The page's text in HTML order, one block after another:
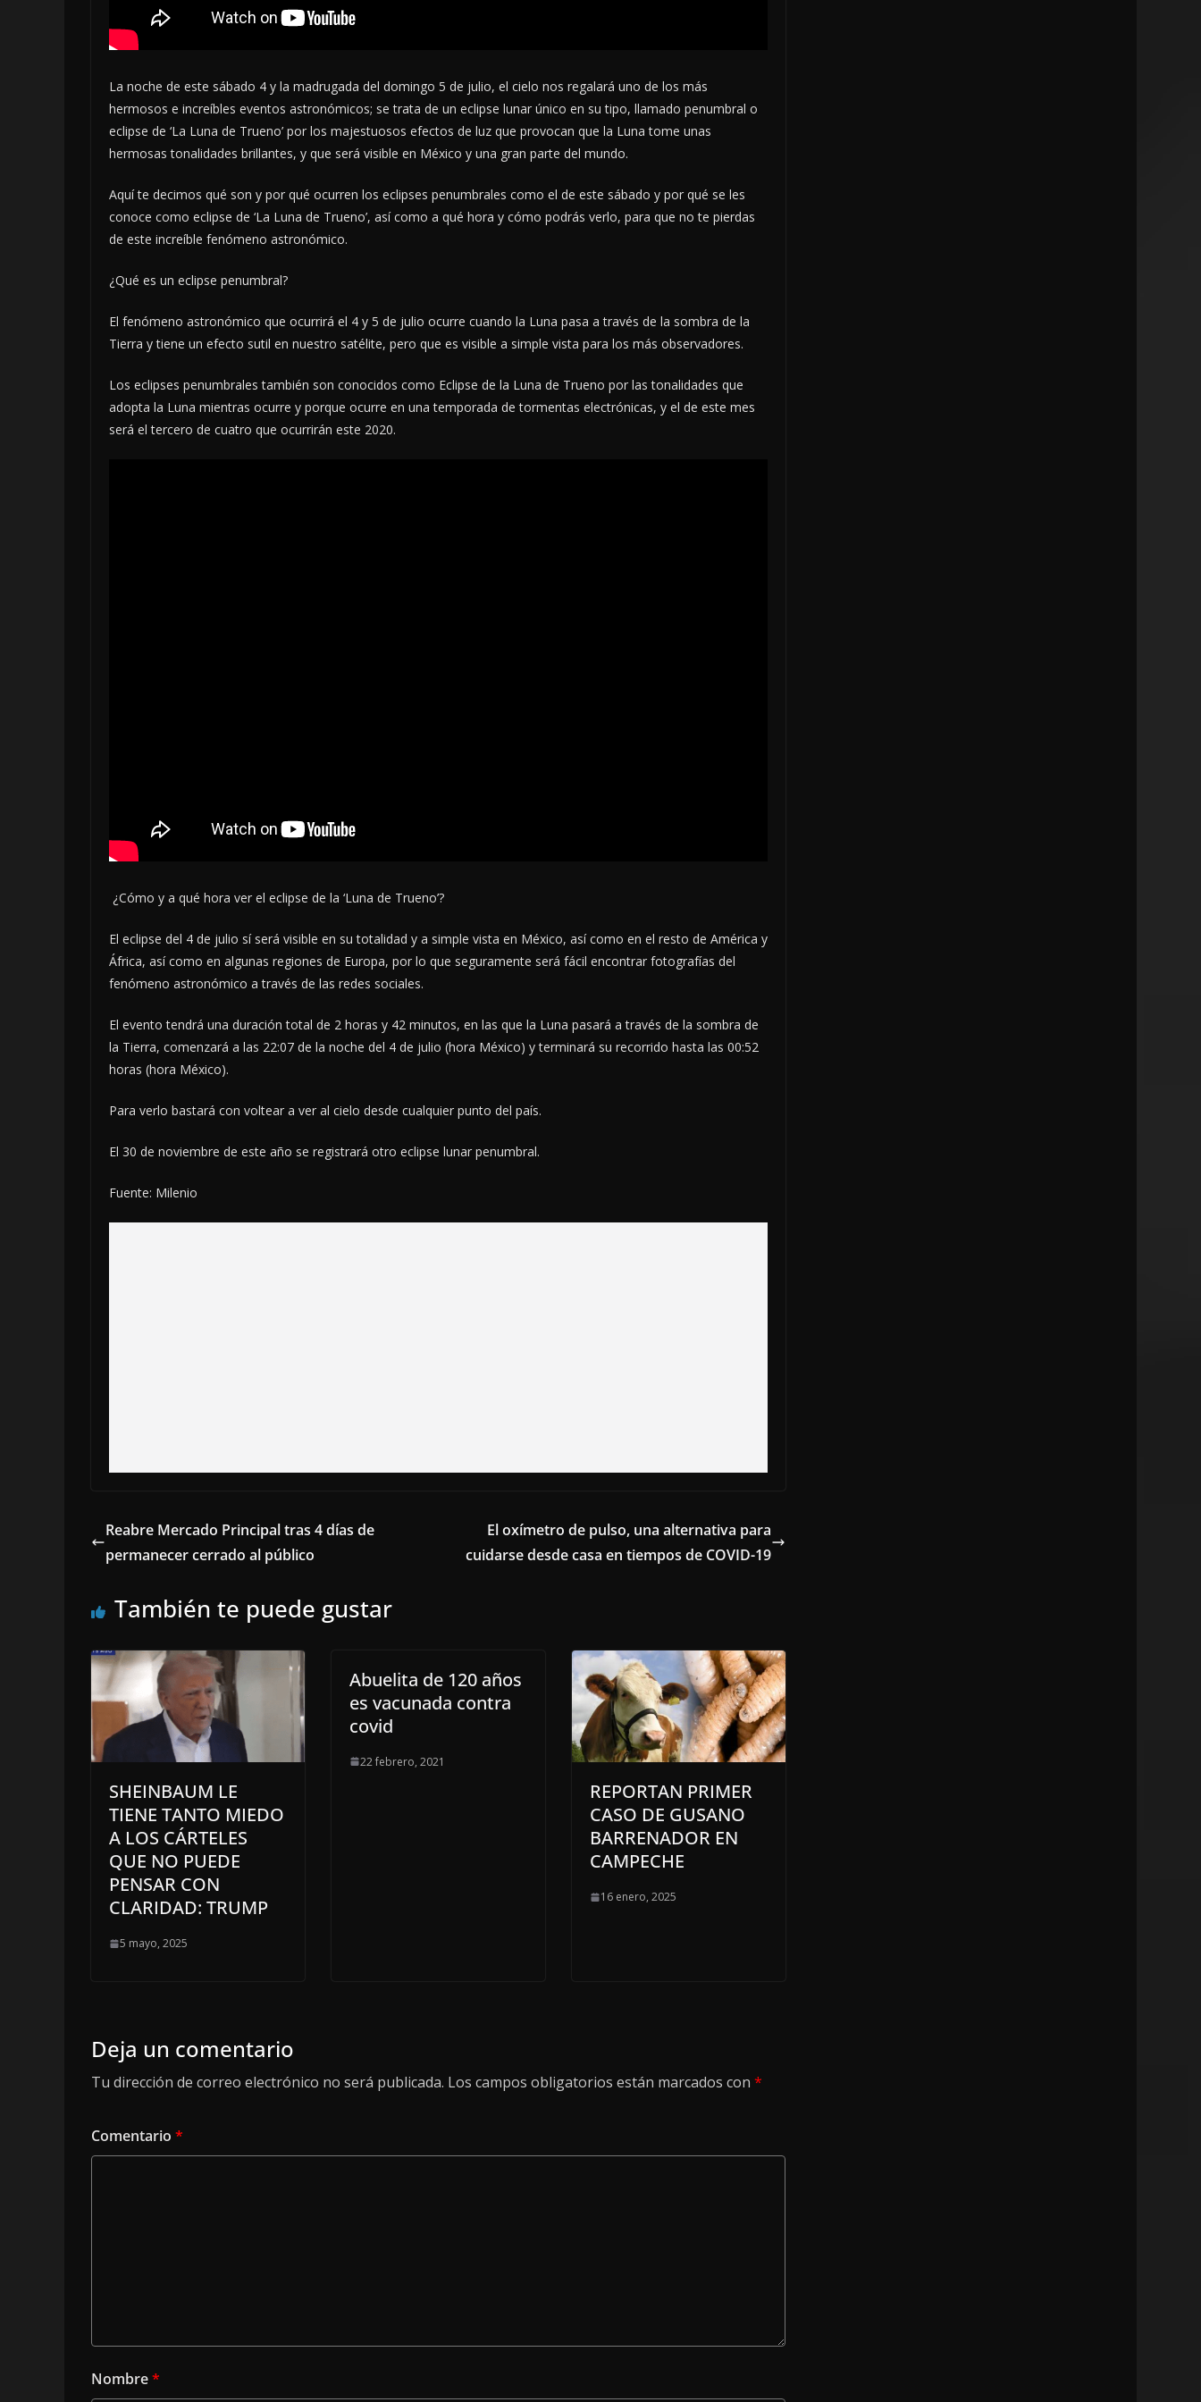
La noche de este sábado 4 y la madrugada del domingo 5 de julio, el cielo nos regalará uno de los más
hermosos e increíbles eventos astronómicos; se trata de un eclipse lunar único en su tipo, llamado penumbral o
eclipse de ‘La Luna de Trueno’ por los majestuosos efectos de luz que provocan que la Luna tome unas
hermosas tonalidades brillantes, y que será visible en México y una gran parte del mundo.
Aquí te decimos qué son y por qué ocurren los eclipses penumbrales como el de este sábado y por qué se les
conoce como eclipse de ‘La Luna de Trueno’, así como a qué hora y cómo podrás verlo, para que no te pierdas
de este increíble fenómeno astronómico.
¿Qué es un eclipse penumbral?
El fenómeno astronómico que ocurrirá el 4 y 5 de julio ocurre cuando la Luna pasa a través de la sombra de la
Tierra y tiene un efecto sutil en nuestro satélite, pero que es visible a simple vista para los más observadores.
Los eclipses penumbrales también son conocidos como Eclipse de la Luna de Trueno por las tonalidades que
adopta la Luna mientras ocurre y porque ocurre en una temporada de tormentas electrónicas, y el de este mes
será el tercero de cuatro que ocurrirán este 2020.
​ ¿Cómo y a qué hora ver el eclipse de la ‘Luna de Trueno’?
El eclipse del 4 de julio sí será visible en su totalidad y a simple vista en México, así como en el resto de América y
África, así como en algunas regiones de Europa, por lo que seguramente será fácil encontrar fotografías del
fenómeno astronómico a través de las redes sociales.
El evento tendrá una duración total de 2 horas y 42 minutos, en las que la Luna pasará a través de la sombra de
la Tierra, comenzará a las 22:07 de la noche del 4 de julio (hora México) y terminará su recorrido hasta las 00:52
horas (hora México).
Para verlo bastará con voltear a ver al cielo desde cualquier punto del país.
El 30 de noviembre de este año se registrará otro eclipse lunar penumbral.
Fuente: Milenio
Reabre Mercado Principal tras 4 días de
permanecer cerrado al público
El oxímetro de pulso, una alternativa para
cuidarse desde casa en tiempos de COVID-19
También te puede gustar
SHEINBAUM LE
TIENE TANTO MIEDO
A LOS CÁRTELES
QUE NO PUEDE
PENSAR CON
CLARIDAD: TRUMP
5 mayo, 2025
Abuelita de 120 años
es vacunada contra
covid
22 febrero, 2021
REPORTAN PRIMER
CASO DE GUSANO
BARRENADOR EN
CAMPECHE
16 enero, 2025
Deja un comentario
Tu dirección de correo electrónico no será publicada. Los campos obligatorios están marcados con *
Comentario *
Nombre*